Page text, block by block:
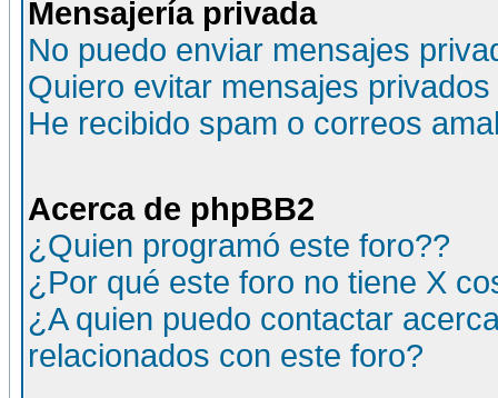
Mensajería privada
No puedo enviar mensajes
Quiero evitar mensajes
He recibido spam o correos
Acerca de phpBB2
¿Quien programó este foro??
¿Por qué este foro no tiene X
¿A quien puedo contactar
relacionados con este foro?